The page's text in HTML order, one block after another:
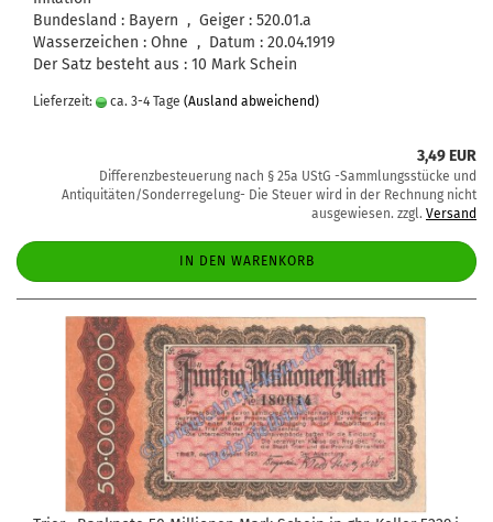
Bundesland : Bayern , Geiger : 520.01.a
Wasserzeichen : Ohne , Datum : 20.04.1919
Der Satz besteht aus : 10 Mark Schein
Lieferzeit: ca. 3-4 Tage (Ausland abweichend)
3,49 EUR
Differenzbesteuerung nach § 25a UStG -Sammlungsstücke und
Antiquitäten/Sonderregelung- Die Steuer wird in der Rechnung nicht
ausgewiesen. zzgl. Versand
IN DEN WARENKORB